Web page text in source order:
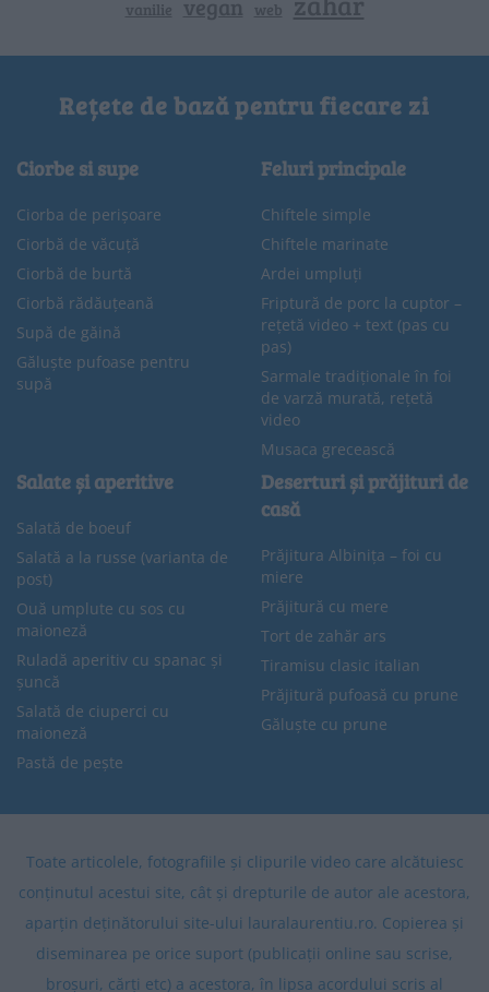
vanilie vegan web
Rețete de bază pentru fiecare zi
Ciorbe si supe
Ciorba de perișoare
Ciorbă de văcuță
Ciorbă de burtă
Ciorbă rădăuțeană
Supă de găină
Găluște pufoase pentru
supă
Feluri principale
Chiftele simple
Chiftele marinate
Ardei umpluți
Friptură de porc la cuptor –
rețetă video + text (pas cu
pas)
Sarmale tradiționale în foi
de varză murată, rețetă
video
Musaca grecească
Salate și aperitive
Salată de boeuf
Salată a la russe (varianta de
post)
Ouă umplute cu sos cu
maioneză
Ruladă aperitiv cu spanac și
șuncă
Salată de ciuperci cu
maioneză
Pastă de pește
Deserturi și prăjituri de
casă
Prăjitura Albinița – foi cu
miere
Prăjitură cu mere
Tort de zahăr ars
Tiramisu clasic italian
Prăjitură pufoasă cu prune
Găluște cu prune
Toate articolele, fotografiile și clipurile video care alcătuiesc
conținutul acestui site, cât și drepturile de autor ale acestora,
aparțin deținătorului site-ului lauralaurentiu.ro. Copierea și
diseminarea pe orice suport (publicații online sau scrise,
broșuri, cărți etc) a acestora, în lipsa acordului scris al